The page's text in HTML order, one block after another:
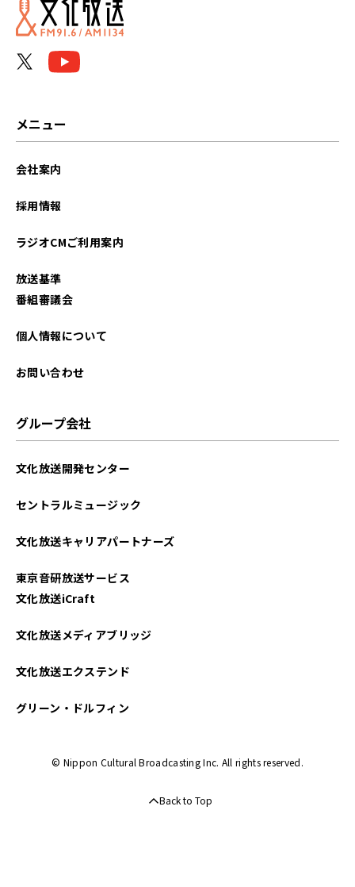
メニュー
会社案内
採用情報
ラジオCMご利用案内
放送基準
番組審議会
個人情報について
お問い合わせ
グループ会社
文化放送開発センター
セントラルミュージック
文化放送キャリアパートナーズ
東京音研放送サービス
文化放送iCraft
文化放送メディアブリッジ
文化放送エクステンド
グリーン・ドルフィン
© Nippon Cultural Broadcasting Inc. All rights reserved.
Back to Top